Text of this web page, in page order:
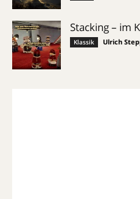
Stacking – im
Klassik Ulrich